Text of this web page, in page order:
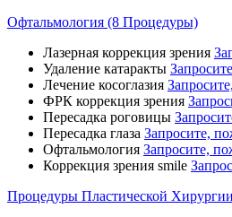
Офтальмология (8 Процедуры)
Лазерная коррекция зрения
Удаление катаракты
Лечение косоглазия
ФРК коррекция зрения
Пересадка роговицы
Пересадка глаза Запросите,
Офтальмология Запросите,
Коррекция зрения smile
Процедуры Пластической